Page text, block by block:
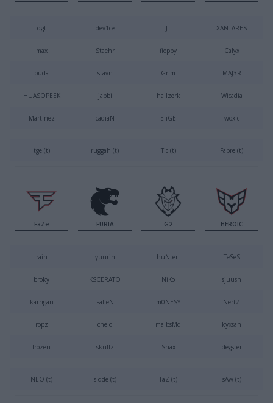
dgt dev1ce JT XANTARES
max Staehr floppy Calyx
buda stavn Grim MAJ3R
HUASOPEEK jabbi hallzerk Wicadia
Martinez cadiaN EliGE woxic
tge (t) ruggah (t) T.c (t) Fabre (t)
FaZe FURIA G2 HEROIC
rain yuurih huNter- TeSeS
broky KSCERATO NiKo sjuush
karrigan FalleN m0NESY NertZ
ropz chelo malbsMd kyxsan
frozen skullz Snax degster
NEO (t) sidde (t) TaZ (t) sAw (t)